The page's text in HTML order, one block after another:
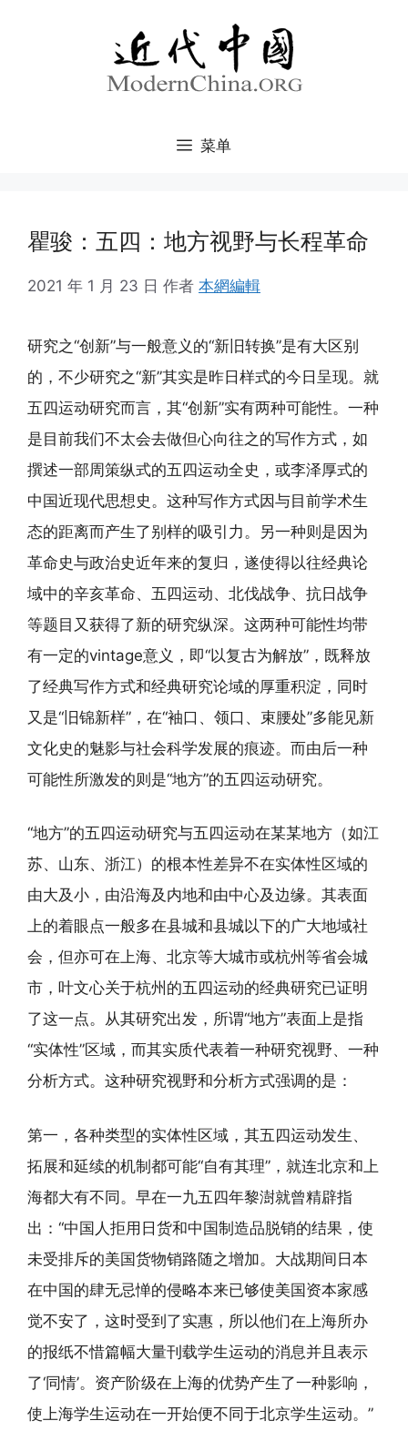
菜单
瞿骏：五四：地方视野与长程革命
2021 年 1 月 23 日 作者 本網編輯
研究之“创新”与一般意义的“新旧转换”是有大区别
的，不少研究之“新”其实是昨日样式的今日呈现。就
五四运动研究而言，其“创新”实有两种可能性。一种
是目前我们不太会去做但心向往之的写作方式，如
撰述一部周策纵式的五四运动全史，或李泽厚式的
中国近现代思想史。这种写作方式因与目前学术生
态的距离而产生了别样的吸引力。另一种则是因为
革命史与政治史近年来的复归，遂使得以往经典论
域中的辛亥革命、五四运动、北伐战争、抗日战争
等题目又获得了新的研究纵深。这两种可能性均带
有一定的vintage意义，即“以复古为解放”，既释放
了经典写作方式和经典研究论域的厚重积淀，同时
又是“旧锦新样”，在“袖口、领口、束腰处”多能见新
文化史的魅影与社会科学发展的痕迹。而由后一种
可能性所激发的则是“地方”的五四运动研究。
“地方”的五四运动研究与五四运动在某某地方（如江
苏、山东、浙江）的根本性差异不在实体性区域的
由大及小，由沿海及内地和由中心及边缘。其表面
上的着眼点一般多在县城和县城以下的广大地域社
会，但亦可在上海、北京等大城市或杭州等省会城
市，叶文心关于杭州的五四运动的经典研究已证明
了这一点。从其研究出发，所谓“地方”表面上是指
“实体性”区域，而其实质代表着一种研究视野、一种
分析方式。这种研究视野和分析方式强调的是：
第一，各种类型的实体性区域，其五四运动发生、
拓展和延续的机制都可能“自有其理”，就连北京和上
海都大有不同。早在一九五四年黎澍就曾精辟指
出：“中国人拒用日货和中国制造品脱销的结果，使
未受排斥的美国货物销路随之增加。大战期间日本
在中国的肆无忌惮的侵略本来已够使美国资本家感
觉不安了，这时受到了实惠，所以他们在上海所办
的报纸不惜篇幅大量刊载学生运动的消息并且表示
了‘同情’。资产阶级在上海的优势产生了一种影响，
使上海学生运动在一开始便不同于北京学生运动。”